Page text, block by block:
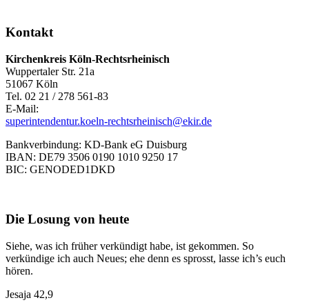
Kontakt
Kirchenkreis Köln-Rechtsrheinisch
Wuppertaler Str. 21a
51067 Köln
Tel. 02 21 / 278 561-83
E-Mail:
superintendentur.koeln-rechtsrheinisch@ekir.de
Bankverbindung: KD-Bank eG Duisburg
IBAN: DE79 3506 0190 1010 9250 17
BIC: GENODED1DKD
Die Losung von heute
Siehe, was ich früher verkündigt habe, ist gekommen. So
verkündige ich auch Neues; ehe denn es sprosst, lasse ich’s euch
hören.
Jesaja 42,9